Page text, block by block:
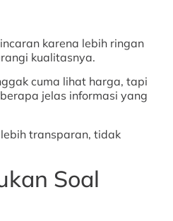
karena lebih ringan
kualitasnya.
cuma lihat harga, tapi
jelas informasi yang
transparan, tidak
Soal